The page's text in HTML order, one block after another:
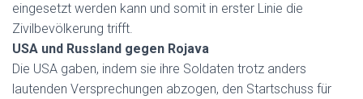
eingesetzt werden kann und somit in erster Linie die
Zivilbevölkerung trifft.
USA und Russland gegen Rojava
Die USA gaben, indem sie ihre Soldaten trotz anders
lautenden Versprechungen abzogen, den Startschuss für